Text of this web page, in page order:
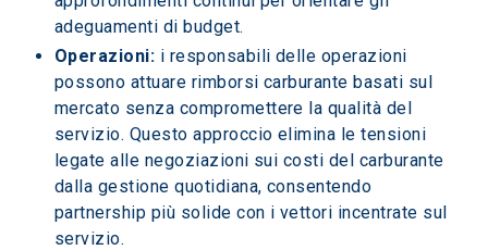
adeguamenti di budget.
Operazioni: i responsabili delle operazioni
possono attuare rimborsi carburante basati sul
mercato senza compromettere la qualità del
servizio. Questo approccio elimina le tensioni
legate alle negoziazioni sui costi del carburante
dalla gestione quotidiana, consentendo
partnership più solide con i vettori incentrate sul
servizio.